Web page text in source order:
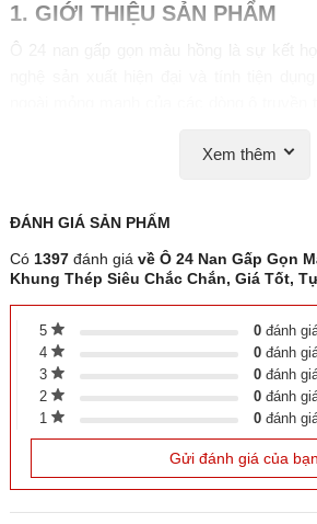
1. GIỚI THIỆU SẢN PHẨM
Ô 24 nan gấp gọn màu hồng
là sự kết
kế thông minh có thể thu nhỏ kích thước
một cách lịch lãm nhất.
Xem thêm
ĐÁNH GIÁ SẢN PHẤM
Có 1397đánh giá về Ô 24 Nan Gấp Gọn
Khung Thép Siêu Chắc Chắn, Giá Tốt,
5 0 đánh
4
0 đánh
3
0 đánh
2
0 đánh
1
0 đánh
Gửi đánh giá của bạn